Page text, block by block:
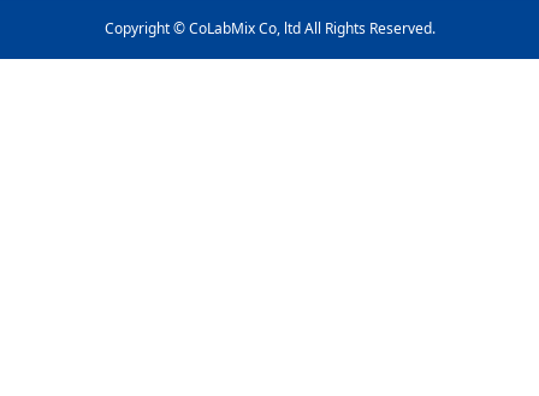
Copyright © CoLabMix Co, ltd All Rights Reserved.